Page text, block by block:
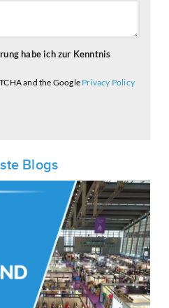
habe ich zur Kenntnis
and the Google Privacy Policy
Blogs